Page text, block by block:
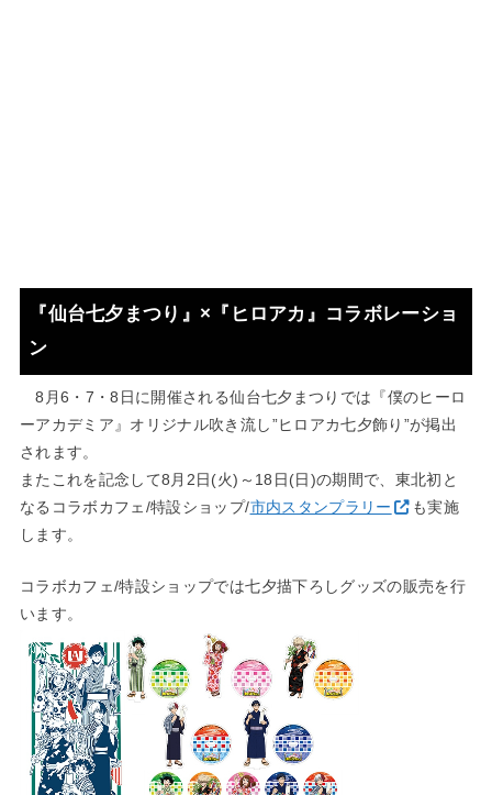
『仙台七夕まつり』×『ヒロアカ』コラボレーショ
ン
8月6・7・8日に開催される仙台七夕まつりでは『僕のヒーロ
ーアカデミア』オリジナル吹き流し”ヒロアカ七夕飾り”が掲出
されます。
またこれを記念して8月2日(火)～18日(日)の期間で、東北初と
なるコラボカフェ/特設ショップ/市内スタンプラリー
も実施
します。
コラボカフェ/特設ショップでは七夕描下ろしグッズの販売を行
います。